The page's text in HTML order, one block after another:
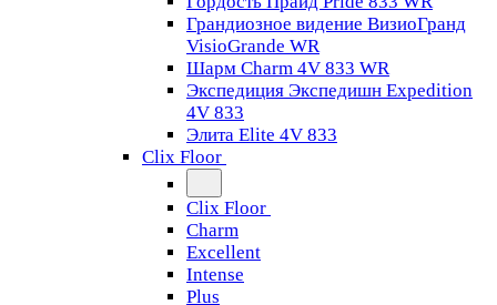
Грандиозное видение ВизиоГранд
VisioGrande WR
Шарм Charm 4V 833 WR
Экспедиция Экспедишн Expedition
4V 833
Элита Elite 4V 833
Clix Floor
Clix Floor
Charm
Excellent
Intense
Plus